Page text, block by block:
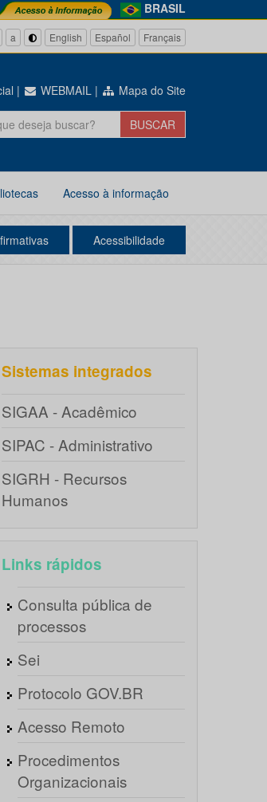
BRASIL
a English Español Français
| WEBMAIL | Mapa do Site
Acesso à informação
Acessibilidade
Sistemas integrados
SIGAA - Acadêmico
SIPAC - Administrativo
SIGRH - Recursos
Humanos
Links rápidos
Consulta pública de
processos
Sei
Protocolo GOV.BR
Acesso Remoto
Procedimentos
Organizacionais